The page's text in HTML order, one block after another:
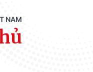
NAM